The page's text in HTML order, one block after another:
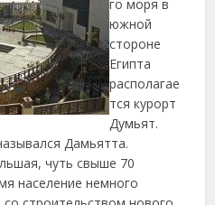
го моря в
южной
стороне
Египта
располагае
тся курорт
Думьят.
Дамьятта.
чуть свыше 70
население немного